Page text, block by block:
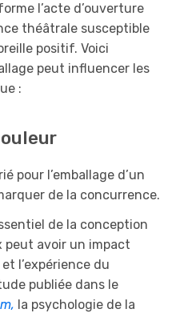
l’acte d’ouverture
théâtrale susceptible
positif. Voici
peut influencer les
:
pour l’emballage d’un
de la concurrence.
de la conception
peut avoir un impact
l’expérience du
publiée dans le
, la psychologie de la